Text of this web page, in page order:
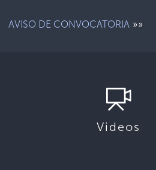
AVISO DE CONVOCATORIA»»
Videos